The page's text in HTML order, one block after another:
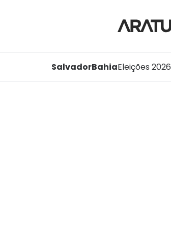
SalvadorBahiaEleições 2026